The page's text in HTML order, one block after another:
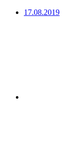
17.08.2019